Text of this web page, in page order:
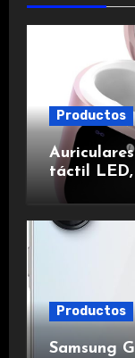
Productos
táctil LED,
de ruido,
duración.
Productos
Samsung